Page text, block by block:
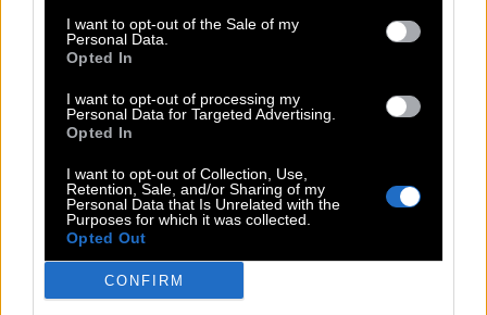
I want to opt-out of the Sale of my
Personal Data.
Opted In
I want to opt-out of processing my
Personal Data for Targeted Advertising.
Opted In
I want to opt-out of Collection, Use,
Retention, Sale, and/or Sharing of my
Personal Data that Is Unrelated with the
Purposes for which it was collected.
Opted Out
CONFIRM
Abk. für Bahnhof:
Ländercode Gambia:
M
Süßer Hefekuchen mit Rosinen in Osteuropa
A B K
A
Verfasser des Sachsenspiegels, __ von Repgow